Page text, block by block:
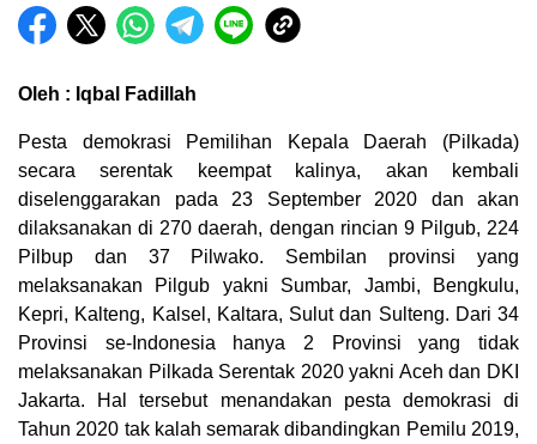
Oleh : Iqbal Fadillah
Pesta demokrasi Pemilihan Kepala Daerah (Pilkada)
secara serentak keempat kalinya, akan kembali
diselenggarakan pada 23 September 2020 dan akan
dilaksanakan di 270 daerah, dengan rincian 9 Pilgub, 224
Pilbup dan 37 Pilwako. Sembilan provinsi yang
melaksanakan Pilgub yakni Sumbar, Jambi, Bengkulu,
Kepri, Kalteng, Kalsel, Kaltara, Sulut dan Sulteng. Dari 34
Provinsi se-Indonesia hanya 2 Provinsi yang tidak
melaksanakan Pilkada Serentak 2020 yakni Aceh dan DKI
Jakarta. Hal tersebut menandakan pesta demokrasi di
Tahun 2020 tak kalah semarak dibandingkan Pemilu 2019,